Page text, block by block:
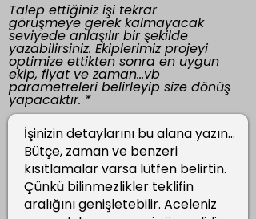
Talep ettiğiniz işi tekrar
görüşmeye gerek kalmayacak
seviyede anlaşılır bir şekilde
yazabilirsiniz. Ekiplerimiz projeyi
optimize ettikten sonra en uygun
ekip, fiyat ve zaman...vb
parametreleri belirleyip size dönüş
yapacaktır.